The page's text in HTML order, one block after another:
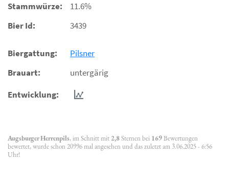
Stammwürze:
11.6%
Bier Id:
3439
Biergattung:
Pilsner
Brauart:
untergärig
Entwicklung:
Augsburger Herrenpils, im Schnitt mit 2,8Sternen bei 169Bewertungen
bewertet, wurde schon 20996 mal angesehen und das zuletzt am 3.06.2025 - 6:56
Uhr!